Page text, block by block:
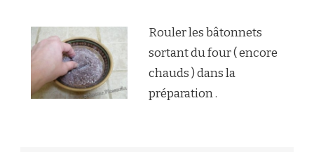
Rouler les bâtonnets
sortant du four ( encore
chauds ) dans la
préparation .